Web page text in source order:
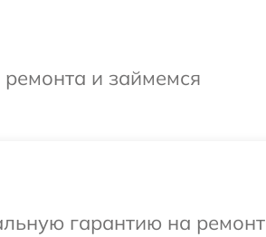
и займемся
гарантию на ремонт